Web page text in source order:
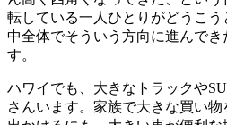
転している一人ひとりがどうこ
中全体でそういう方向に進んで
す。
ハワイでも、大きなトラックや
さんいます。家族で大きな買い